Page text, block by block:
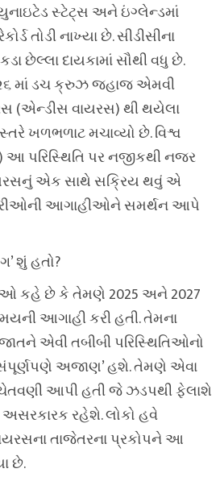
સ્ટેટ્સ અને ઇંગ્લેન્ડમાં
તોડી નાખ્યા છે. સીડીસીના
દાયકામાં સૌથી વધુ છે.
માં ડચ ક્રુઝ જહાજ એમવી
(એન્ડીસ વાયરસ) થી થયેલા
ખળભળાટ મચાવ્યો છે. વિશ્વ
પરિસ્થિતિ પર નજીકથી નજર
એક સાથે સક્રિય થવું એ
આગાહીઓને સમર્થન આપે
શું હતો?
કહે છે કે તેમણે 2025 અને 2027
આગાહી કરી હતી. તેમના
એવી તબીબી પરિસ્થિતિઓનો
અજાણ’ હશે. તેમણે એવા
આપી હતી જે ઝડપથી ફેલાશે
રહેશે. લોકો હવે
તાજેતરના પ્રકોપને આ
છે.